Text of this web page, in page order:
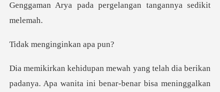
pergelangan tangan
ginginkan
ah dia berikan
padanya. Apa wanita ini